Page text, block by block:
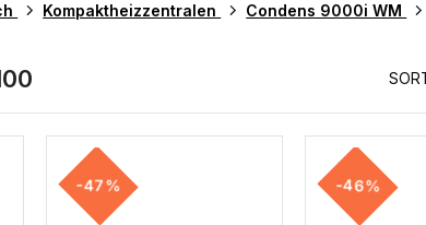
Kompaktheizzentralen Condens 9000i WM
-47% -46%